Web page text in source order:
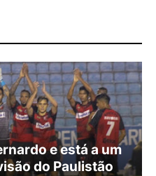
e está a um
do Paulistão